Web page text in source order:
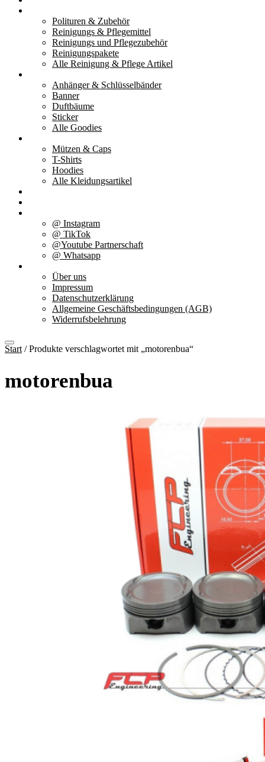
Polituren & Zubehör
Reinigungs & Pflegemittel
Reinigungs und Pflegezubehör
Reinigungspakete
Alle Reinigung & Pflege Artikel
Anhänger & Schlüsselbänder
Banner
Duftbäume
Sticker
Alle Goodies
Mützen & Caps
T-Shirts
Hoodies
Alle Kleidungsartikel
@ Instagram
@ TikTok
@Youtube Partnerschaft
@ Whatsapp
Über uns
Impressum
Datenschutzerklärung
Allgemeine Geschäftsbedingungen (AGB)
Widerrufsbelehrung
Start / Produkte verschlagwortet mit „motorenbua“
motorenbua